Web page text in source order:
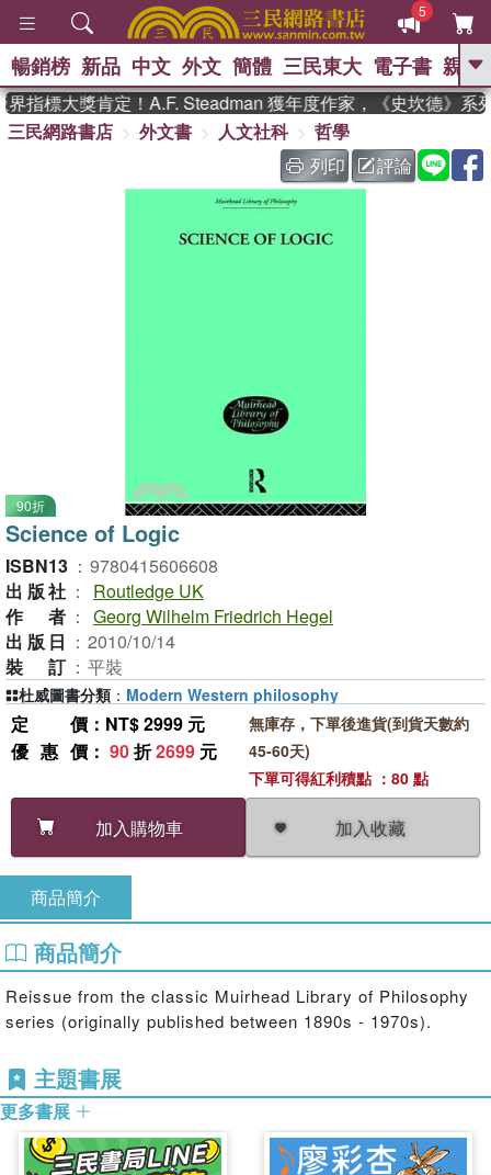
5
GO
熱搜： 東野圭吾 、
、 如果歷史是一群喵 、 暑期
國際布克獎 臺灣漫遊錄 、 方
念華 、 台灣的李登輝時代
孩：黎曼猜想
暢銷榜 新品 中文 外文 簡體 三民東大 電子書 親子
指標大獎肯定！A.F. Steadman 獲年度作家，《史坎德》系
三民網路書店
外文書 人文社科
哲學
列印
評論
90折
Science of Logic
ISBN13 ： 9780415606608
出版社 ：
Routledge UK
作者 ： Georg Wilhelm Friedrich Hegel
出版日 ： 2010/10/14
裝訂 ： 平裝
定價 ：NT$ 2999 元
優惠價 ： 90折2699 元
加入購物車 加入收藏
無庫存，下單後進貨(到貨天數約
45-60天)
下單可得紅利積點 ：80 點
杜威圖書分類 ： Modern Western philosophy
商品簡介
商品簡介
Reissue from the classic Muirhead Library of Philosophy
series (originally published between 1890s - 1970s).
主題書展
更多書展